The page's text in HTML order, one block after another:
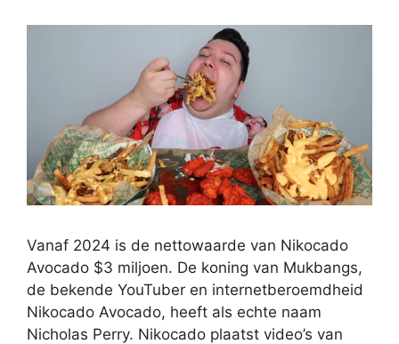
Vanaf 2024 is de nettowaarde van Nikocado
Avocado $3 miljoen. De koning van Mukbangs,
de bekende YouTuber en internetberoemdheid
Nikocado Avocado, heeft als echte naam
Nicholas Perry. Nikocado plaatst video’s van